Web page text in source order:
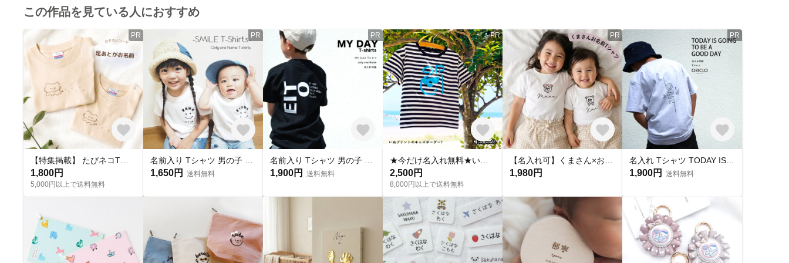
この作品を見ている人におすすめ
PR
1,800円
5,000円以上で送料無料
PR
1,650円 送料無料
PR
1,900円 送料無料
PR
2,500円
8,000円以上で送料無料
PR
1,980円
PR
1,900円 送料無料